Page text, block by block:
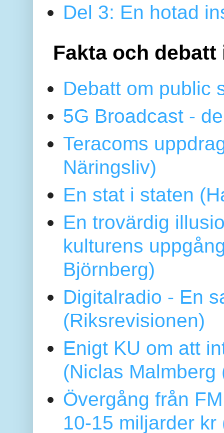
Del 3: En hotad
Fakta och debatt
Debatt om public
5G Broadcast -
Teracoms
Näringsliv)
En stat i staten
En trovärdig
kulturens
Björnberg)
Digitalradio - En
(Riksrevisionen)
Enigt KU om att
(Niclas
Övergång från
10-15 miljarder kr